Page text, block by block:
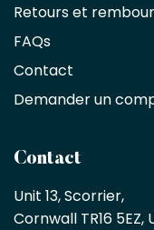
exclusive
de
%
sur
sans
minimum
en
Retours et
FAQs
Contact
Demander un
Contact
Unit 13, Scorrier,
Cornwall TR16 5EZ,